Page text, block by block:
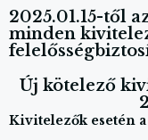
2025.01.15-től
minden
Új kötelező
Kivitelezők esetén